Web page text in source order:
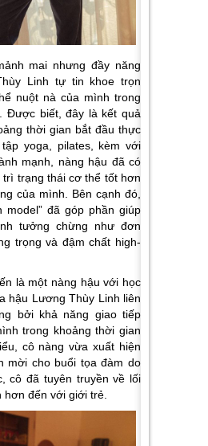
mai nhưng đầy năng
Linh tự tin khoe trọn
nuột nà của mình trong
Được biết, đây là kết quả
thời gian bắt đầu thực
yoga, pilates, kèm với
mạnh, nàng hậu đã có
trì trạng thái cơ thể tốt hơn
của mình. Bên cạnh đó,
model” đã góp phần giúp
tưởng chừng như đơn
trọng và đậm chất high-
là một nàng hậu với học
hậu Lương Thùy Linh liên
bởi khả năng giao tiếp
trong khoảng thời gian
cô nàng vừa xuất hiện
mời cho buổi tọa đàm do
cô đã tuyên truyền về lối
hơn đến với giới trẻ.